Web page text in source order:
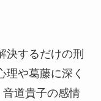
決するだけの刑
理や葛藤に深く
道貴子の感情